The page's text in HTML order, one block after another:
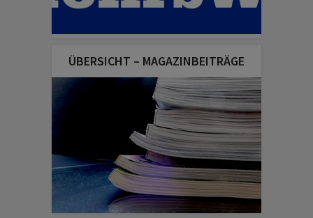
ÜBERSICHT – MAGAZINBEITRÄGE